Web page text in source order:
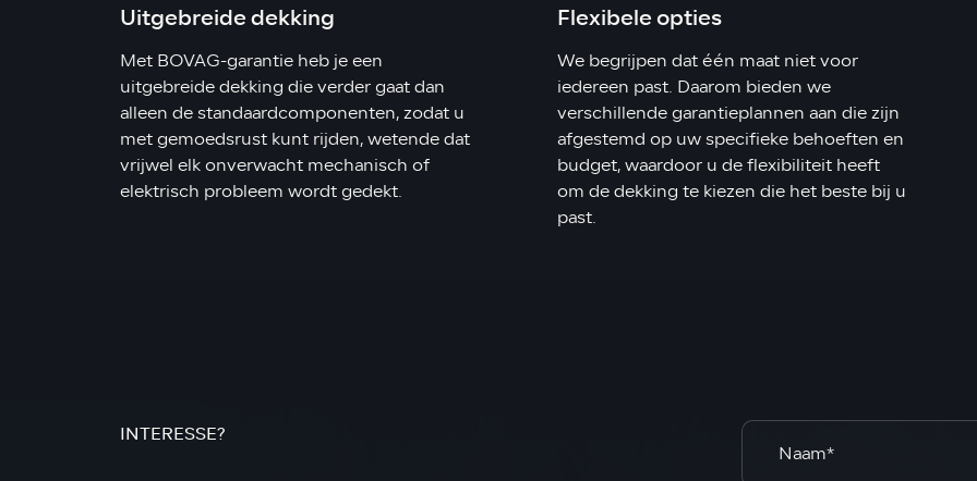
Uitgebreide dekking
Met BOVAG-garantie heb je een
uitgebreide dekking die verder gaat dan
alleen de standaardcomponenten, zodat u
met gemoedsrust kunt rijden, wetende dat
vrijwel elk onverwacht mechanisch of
elektrisch probleem wordt gedekt.
Flexibele opties
We begrijpen dat één maat niet voor
iedereen past. Daarom bieden we
verschillende garantieplannen aan die zijn
afgestemd op uw specifieke behoeften en
budget, waardoor u de flexibiliteit heeft
om de dekking te kiezen die het beste bij u
past.
INTERESSE?